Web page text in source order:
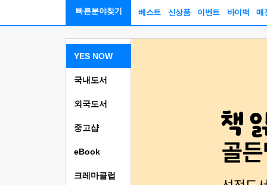
빠른분야찾기 베스트 신상품 이벤트 바이백 매
YES NOW
국내도서
외국도서
중고샵
eBook
크레마클럽